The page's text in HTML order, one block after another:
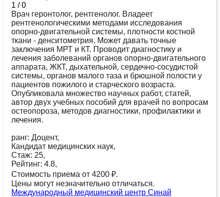
1 /0
Врач геронтолог, рентгенолог. Владеет
рентгенологическими методами исследования
опорно-двигательной системы, плотности костной
ткани - денситометрия. Может давать точные
заключения МРТ и КТ. Проводит диагностику и
лечения заболеваний органов опорно-двигательного
аппарата, ЖКТ, дыхательной, сердечно-сосудистой
системы, органов малого таза и брюшной полости у
пациентов пожилого и старческого возраста.
Опубликовала множество научных работ, статей,
автор двух учебных пособий для врачей по вопросам
остеопороза, методов диагностики, профилактики и
лечения.
ранг: Доцент,
Кандидат медицинских наук,
Стаж: 25,
Рейтинг: 4.8,
Стоимость приема от 4200 ₽.
Цены могут незначительно отличаться.
Международный медицинский центр Синай